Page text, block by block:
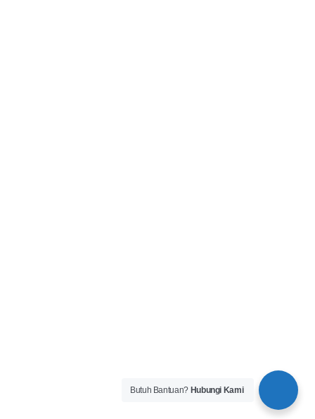
Butuh Bantuan? Hubungi Kami